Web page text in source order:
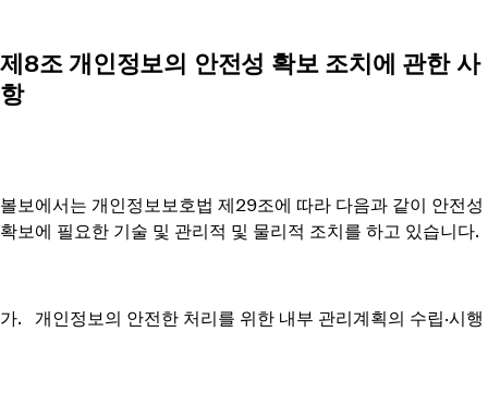
제8조 개인정보의 안전성 확보 조치에 관한 사
항
볼보에서는 개인정보보호법 제29조에 따라 다음과 같이 안전성
확보에 필요한 기술 및 관리적 및 물리적 조치를 하고 있습니다.
가. 개인정보의 안전한 처리를 위한 내부 관리계획의 수립∙시행